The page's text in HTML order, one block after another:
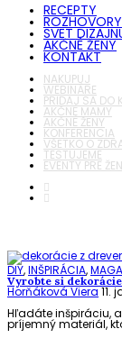
RECEPTY
ROZHOVORY
SVET
AKČNÉ ŽENY
KONTAKT
NAKUPUJ
WEBINÁRE
PRIDAJ SA DO
AKČNÉ MAMY
AKČNÉ ŽENY
KONFERENCIA
VŠETKO O
TESTUJEME
EVENTY PRE
DIY,INŠPIRÁCIA,
Vyrobte si
Horňáková Viera11.
Hľadáte inšpiráciu,
príjemný materiál,